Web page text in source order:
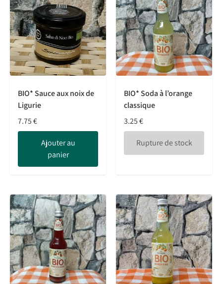
BIO* Sauce aux noix de
Ligurie
7.75€
Ajouter au
panier
BIO* Soda à l’orange
classique
3.25€
Rupture de stock